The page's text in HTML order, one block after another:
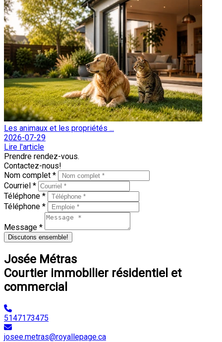
Les animaux et les propriétés ...
2026-07-29
Lire l'article
Prendre rendez-vous.
Contactez-nous!
Nom complet *
Courriel *
Téléphone *
Téléphone *
Message *
Discutons ensemble!
Josée Métras
Courtier immobilier résidentiel et
commercial
5147173475
josee.metras@royallepage.ca